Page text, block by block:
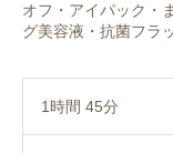
オフ・アイパック・
グ美容液・抗菌フラ
1時間 45分